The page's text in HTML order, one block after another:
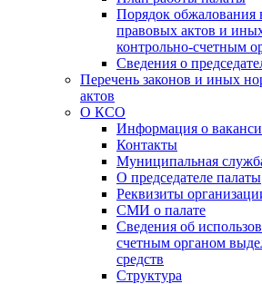
Порядок обжалования
правовых актов и
контрольно-счетным
Сведения о
Перечень законов и иных
актов
О КСО
Информация о
Контакты
Муниципальная
О председателе палаты
Реквизиты
СМИ о палате
Сведения об
счетным органом
средств
Структура